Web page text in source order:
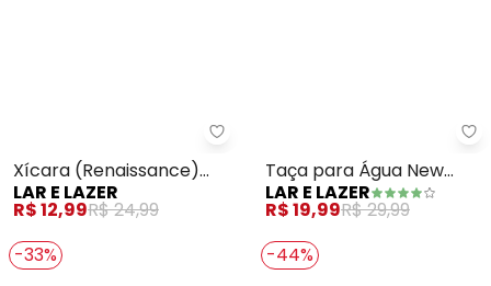
Lar e Lazer - Xícara
Xícara (Renaissance)
com Fio de Ouro 200ml
LAR E LAZER
R$ 12,99R$ 24,99
Taça para Água New
Butterfly
LAR E LAZER
R$ 19,99R$ 29,99
-33%
-44%